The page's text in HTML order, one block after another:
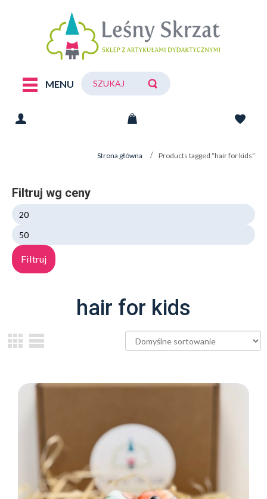
MENU
Strona główna Products tagged “hair for kids”
Filtruj wg ceny
min
Filtruj
hair for kids